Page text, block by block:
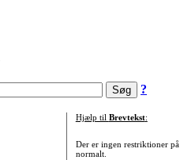
?
Hjælp til Brevtekst:
Der er ingen restriktioner
normalt.